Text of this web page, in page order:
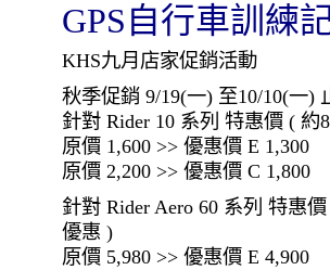
GPS自行車訓練
KHS九月店家促銷活動
秋季促銷 9/19(一) 至10/10(一)
針對 Rider 10 系列 特惠價 ( 約
原價 1,600 >> 優惠價 E 1,300
原價 2,200 >> 優惠價 C 1,800
針對 Rider Aero 60 系列 特惠
優惠 )
原價 5,980 >> 優惠價 E 4,900